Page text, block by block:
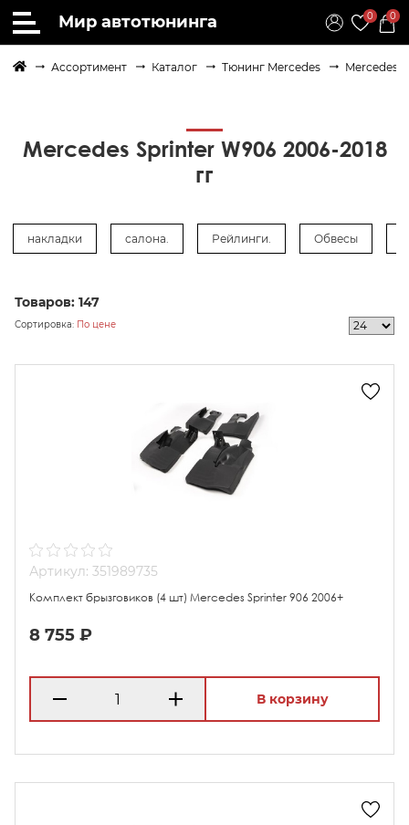
Мир автотюнинга 0 0
Ассортимент Каталог Тюнинг Mercedes Mercedes
Mercedes Sprinter W906 2006-2018
гг
накладки салона. Рейлинги. Обвесы
Товаров: 147
Сортировка: По цене
Артикул: 351989735
Комплект брызговиков (4 шт) Mercedes Sprinter 906 2006+
8 755 ₽
В корзину